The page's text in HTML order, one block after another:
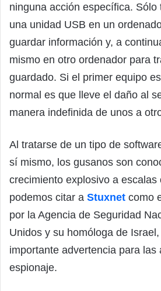
ninguna acción específica. Sólo
una unidad USB en un
guardar información y, a
mismo en otro ordenador para
guardado. Si el primer equipo
normal es que lleve el daño al
manera indefinida de unos a
Al tratarse de un tipo de
sí mismo, los gusanos son
crecimiento explosivo a escalas
podemos citar a Stuxnet como
por la Agencia de Seguridad
Unidos y su homóloga de
importante advertencia para las
espionaje.